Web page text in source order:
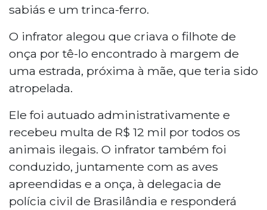
sabiás e um trinca-ferro.
O infrator alegou que criava o filhote de
onça por tê-lo encontrado à margem de
uma estrada, próxima à mãe, que teria sido
atropelada.
Ele foi autuado administrativamente e
recebeu multa de R$ 12 mil por todos os
animais ilegais. O infrator também foi
conduzido, juntamente com as aves
apreendidas e a onça, à delegacia de
polícia civil de Brasilândia e responderá